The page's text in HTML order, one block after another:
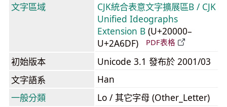
文字區域
CJK統合表意文字擴展區B / CJK
Unified Ideographs
Extension B (U+20000–
U+2A6DF)
PDF表格
初始版本
Unicode 3.1 發布於 2001/03
文字語系
Han
一般分類
Lo / 其它字母 (Other_Letter)